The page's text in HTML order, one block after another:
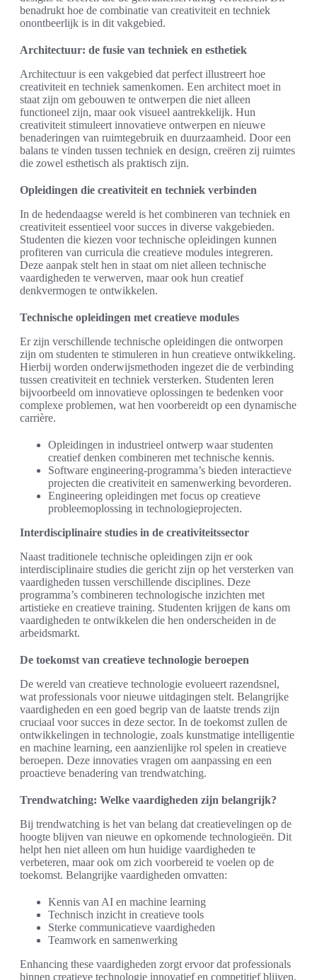
benadrukt hoe de combinatie van creativiteit en techniek
onontbeerlijk is in dit vakgebied.
Architectuur: de fusie van techniek en esthetiek
Architectuur is een vakgebied dat perfect illustreert hoe
creativiteit en techniek samenkomen. Een architect moet in
staat zijn om gebouwen te ontwerpen die niet alleen
functioneel zijn, maar ook visueel aantrekkelijk. Hun
creativiteit stimuleert innovatieve ontwerpen en nieuwe
benaderingen van ruimtegebruik en duurzaamheid. Door een
balans te vinden tussen techniek en design, creëren zij ruimtes
die zowel esthetisch als praktisch zijn.
Opleidingen die creativiteit en techniek verbinden
In de hedendaagse wereld is het combineren van techniek en
creativiteit essentieel voor succes in diverse vakgebieden.
Studenten die kiezen voor technische opleidingen kunnen
profiteren van curricula die creatieve modules integreren.
Deze aanpak stelt hen in staat om niet alleen technische
vaardigheden te verwerven, maar ook hun creatief
denkvermogen te ontwikkelen.
Technische opleidingen met creatieve modules
Er zijn verschillende technische opleidingen die ontworpen
zijn om studenten te stimuleren in hun creatieve ontwikkeling.
Hierbij worden onderwijsmethoden ingezet die de verbinding
tussen creativiteit en techniek versterken. Studenten leren
bijvoorbeeld om innovatieve oplossingen te bedenken voor
complexe problemen, wat hen voorbereidt op een dynamische
carrière.
Opleidingen in industrieel ontwerp waar studenten
creatief denken combineren met technische kennis.
Software engineering-programma’s bieden interactieve
projecten die creativiteit en samenwerking bevorderen.
Engineering opleidingen met focus op creatieve
probleemoplossing in technologieprojecten.
Interdisciplinaire studies in de creativiteitssector
Naast traditionele technische opleidingen zijn er ook
interdisciplinaire studies die gericht zijn op het versterken van
vaardigheden tussen verschillende disciplines. Deze
programma’s combineren technologische inzichten met
artistieke en creatieve training. Studenten krijgen de kans om
vaardigheden te ontwikkelen die hen onderscheiden in de
arbeidsmarkt.
De toekomst van creatieve technologie beroepen
De wereld van creatieve technologie evolueert razendsnel,
wat professionals voor nieuwe uitdagingen stelt. Belangrijke
vaardigheden en een goed begrip van de laatste trends zijn
cruciaal voor succes in deze sector. In de toekomst zullen de
ontwikkelingen in technologie, zoals kunstmatige intelligentie
en machine learning, een aanzienlijke rol spelen in creatieve
beroepen. Deze innovaties vragen om aanpassing en een
proactieve benadering van trendwatching.
Trendwatching: Welke vaardigheden zijn belangrijk?
Bij trendwatching is het van belang dat creatievelingen op de
hoogte blijven van nieuwe en opkomende technologieën. Dit
helpt hen niet alleen om hun huidige vaardigheden te
verbeteren, maar ook om zich voorbereid te voelen op de
toekomst. Belangrijke vaardigheden omvatten:
Kennis van AI en machine learning
Technisch inzicht in creatieve tools
Sterke communicatieve vaardigheden
Teamwork en samenwerking
Enhancing these vaardigheden zorgt ervoor dat professionals
binnen creatieve technologie innovatief en competitief blijven.